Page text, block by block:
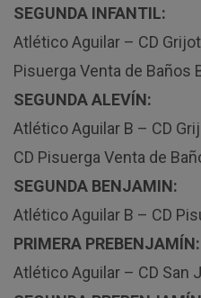
SEGUNDA INFANTIL:
Atlético Aguilar – CD
Pisuerga Venta de Baños
SEGUNDA ALEVÍN:
Atlético Aguilar B – CD
CD Pisuerga Venta de
SEGUNDA BENJAMIN:
Atlético Aguilar B – CD
PRIMERA PREBENJAMÍN:
Atlético Aguilar – CD San